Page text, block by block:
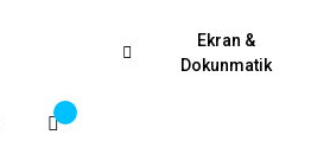
Ekran &
Dokunmatik